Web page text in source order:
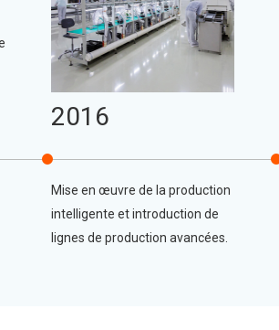
2016
Mise en œuvre de la production
intelligente et introduction de
lignes de production avancées.